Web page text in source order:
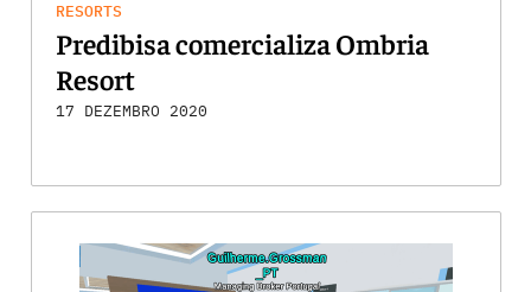
RESORTS
Predibisa comercializa Ombria
Resort
17 DEZEMBRO 2020